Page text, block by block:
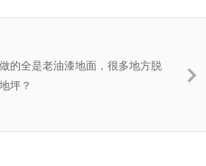
的全是老油漆地面，很多地方脱
坪？